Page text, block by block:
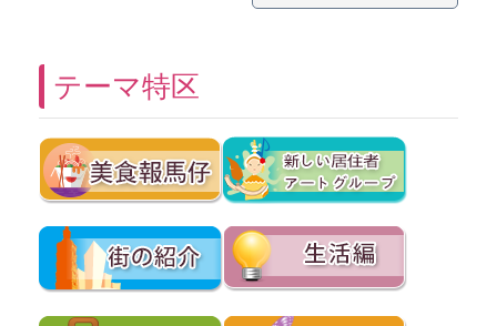
テーマ特区